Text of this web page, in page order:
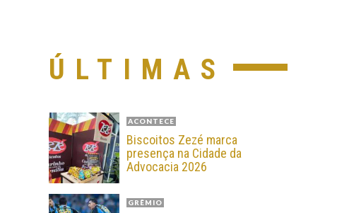
ÚLTIMAS
ACONTECE
Biscoitos Zezé marca
presença na Cidade da
Advocacia 2026
GRÊMIO